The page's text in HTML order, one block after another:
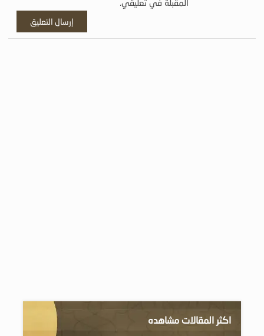
المقبلة في تعليقي.
اكثر المقالات مشاهده